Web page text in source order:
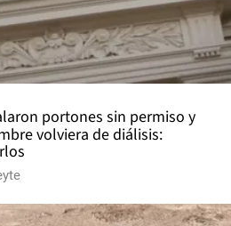
portones sin permiso y
volviera de diálisis: